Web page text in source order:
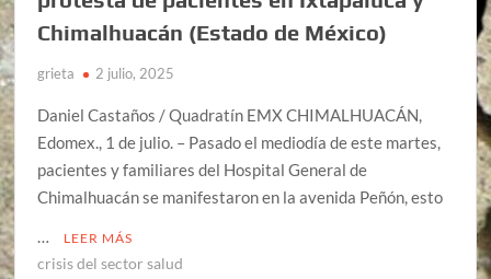
Chimalhuacán (Estado de México)
grieta 2 julio, 2025
Daniel Castaños / Quadratín EMX CHIMALHUACÁN,
Edomex., 1 de julio. – Pasado el mediodía de este martes,
pacientes y familiares del Hospital General de
Chimalhuacán se manifestaron en la avenida Peñón, esto
…
LEER MÁS
crisis del sector salud